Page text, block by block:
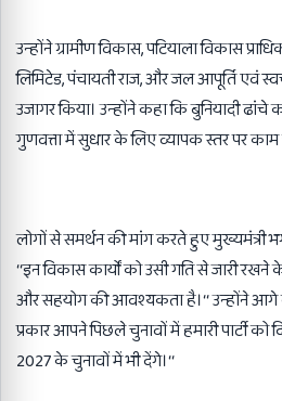
उन्होंने ग्रामीण विकास, पटियाला विकास
लिमिटेड, पंचायती राज, और जल आपूर्ति एवं
उजागर किया। उन्होंने कहा कि बुनियादी
गुणवत्ता में सुधार के लिए व्यापक स्तर पर
लोगों से समर्थन की मांग करते हुए मुख्यमंत्री
‘‘इन विकास कार्यों को उसी गति से जारी
और सहयोग की आवश्यकता है।‘‘ उन्होंने आगे
प्रकार आपने पिछले चुनावों में हमारी पार्टी को
2027 के चुनावों में भी देंगे।‘‘